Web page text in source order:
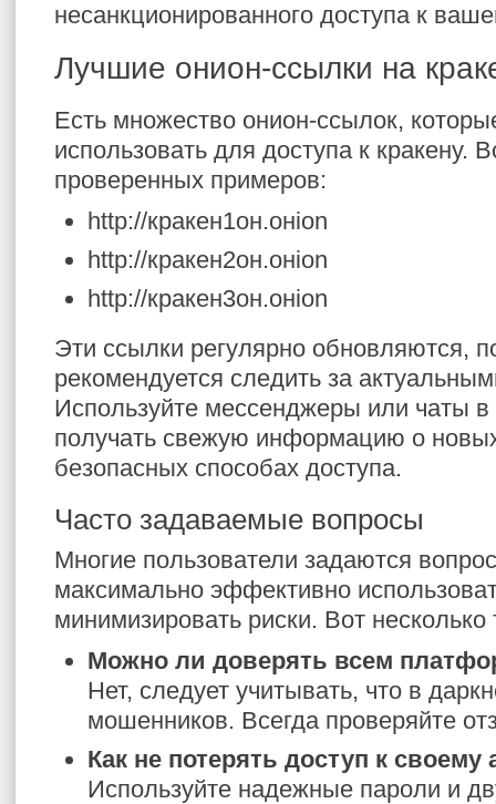
несанкционированного доступа к
Лучшие онион-ссылки на
Есть множество онион-ссылок,
использовать для доступа к кракену.
проверенных примеров:
http://кракен1он.онion
http://кракен2он.онion
http://кракен3он.онion
Эти ссылки регулярно обновляются,
рекомендуется следить за
Используйте мессенджеры или чаты в
получать свежую информацию о
безопасных способах доступа.
Часто задаваемые вопросы
Многие пользователи задаются
максимально эффективно
минимизировать риски. Вот
Можно ли доверять всем
Нет, следует учитывать, что в
мошенников. Всегда проверяйте
Как не потерять доступ к своему
Используйте надежные пароли и